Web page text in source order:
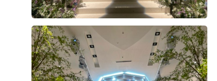
더 베니르 연회장 방문!! 우선 연회장이 3층과 4층 두 군데
가 있어서 자리 또한 넓어서 매우 만족스러웠어요!! 그렇지
만 자리 못지 않게 음식 또한 맛이 있어야지 하는 걱정이 있
었지만... 음식종류가 왜 이렇게 많은지.. 정말 행복한 고
민이 이런거구나 하는 생각이 들더군요!! 원래 저는 먹는것
만 먹는 스타일인데 시식날 만큼은 조금씩 다 먹어보겠다
는 마인드로 방문하였습니다! 우선 연회장 자체는 정말 깔
더 보기
더 베니르
우리 신랑신부님! 소중한후기 너무 감사합니다^^ 베니르